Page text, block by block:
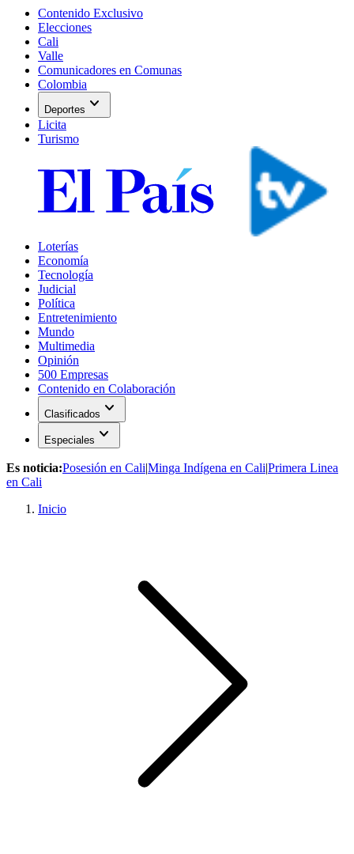
Contenido Exclusivo
Elecciones
Cali
Valle
Comunicadores en Comunas
Colombia
Deportes expand_more
Licita
Turismo
Loterías
Economía
Tecnología
Judicial
Política
Entretenimiento
Mundo
Multimedia
Opinión
500 Empresas
Contenido en Colaboración
Clasificados expand_more
Especiales expand_more
Es noticia:Posesión en Cali|Minga Indígena en Cali|Primera Linea
en Cali
Inicio